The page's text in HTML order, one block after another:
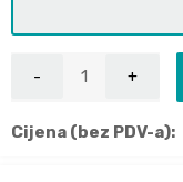
Cijena (bez PDV-a):